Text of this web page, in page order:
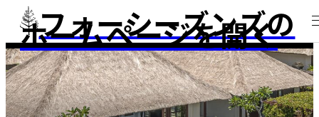
フォーシーズンズの
ホームページを開く